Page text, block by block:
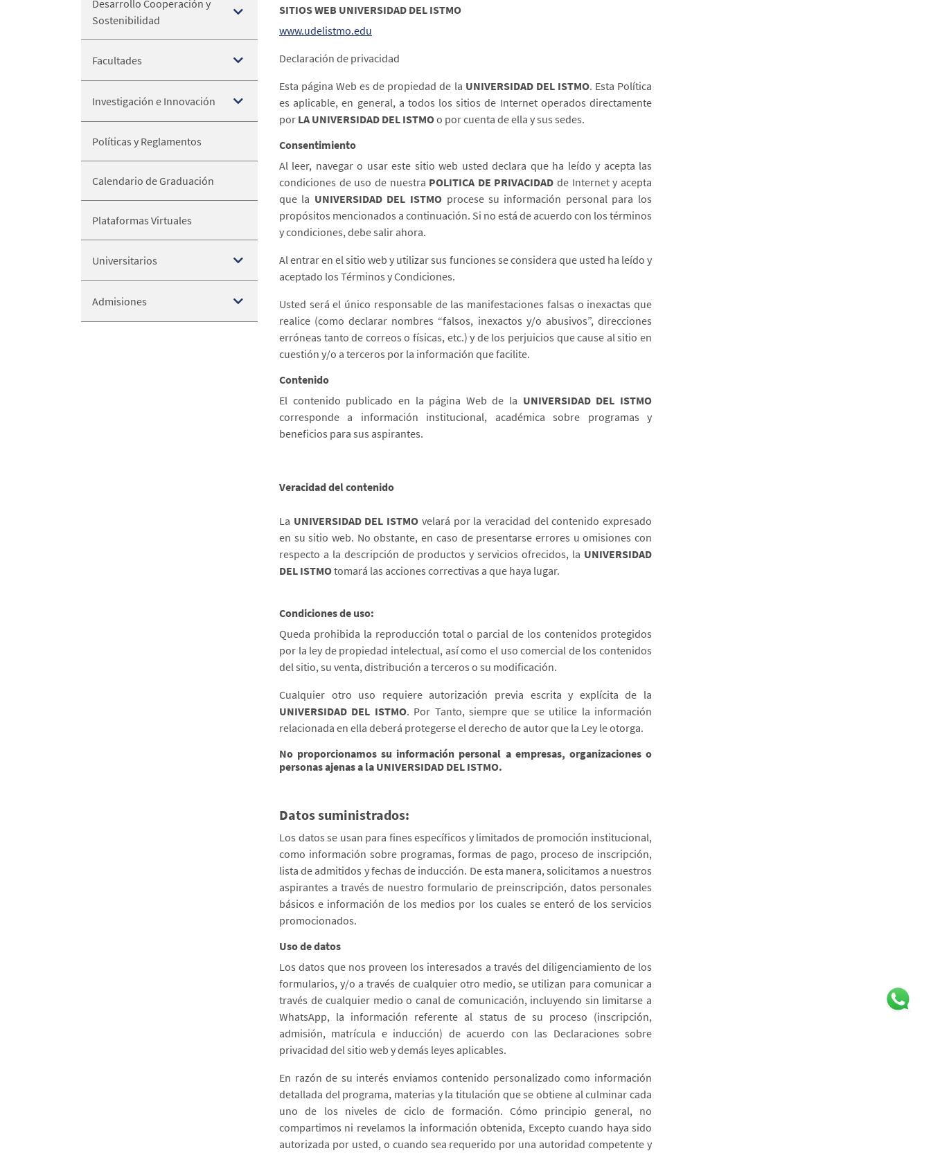
Desarrollo Cooperación y
Sostenibilidad
Facultades
Investigación e Innovación
Políticas y Reglamentos
Calendario de Graduación
Plataformas Virtuales
Universitarios
Admisiones
SITIOS WEB UNIVERSIDAD DEL ISTMO
www.udelistmo.edu
Declaración de privacidad
Esta página Web es de propiedad de la UNIVERSIDAD DEL ISTMO. Esta Política
es aplicable, en general, a todos los sitios de Internet operados directamente
por LA UNIVERSIDAD DEL ISTMOo por cuenta de ella y sus sedes.
Consentimiento
Al leer, navegar o usar este sitio web usted declara que ha leído y acepta las
condiciones de uso de nuestra POLITICA DE PRIVACIDADde Internet y acepta
que la UNIVERSIDAD DEL ISTMO procese su información personal para los
propósitos mencionados a continuación. Si no está de acuerdo con los términos
y condiciones, debe salir ahora.
Al entrar en el sitio web y utilizar sus funciones se considera que usted ha leído y
aceptado los Términos y Condiciones.
Usted será el único responsable de las manifestaciones falsas o inexactas que
realice (como declarar nombres “falsos, inexactos y/o abusivos”, direcciones
erróneas tanto de correos o físicas, etc.) y de los perjuicios que cause al sitio en
cuestión y/o a terceros por la información que facilite.
Contenido
El contenido publicado en la página Web de la UNIVERSIDAD DEL ISTMO
corresponde a información institucional, académica sobre programas y
beneficios para sus aspirantes.
Veracidad del contenido
La UNIVERSIDAD DEL ISTMO velará por la veracidad del contenido expresado
en su sitio web. No obstante, en caso de presentarse errores u omisiones con
respecto a la descripción de productos y servicios ofrecidos, la UNIVERSIDAD
DEL ISTMOtomará las acciones correctivas a que haya lugar.
Condiciones de uso:
Queda prohibida la reproducción total o parcial de los contenidos protegidos
por la ley de propiedad intelectual, así como el uso comercial de los contenidos
del sitio, su venta, distribución a terceros o su modificación.
Cualquier otro uso requiere autorización previa escrita y explícita de la
UNIVERSIDAD DEL ISTMO. Por Tanto, siempre que se utilice la información
relacionada en ella deberá protegerse el derecho de autor que la Ley le otorga.
No proporcionamos su información personal a empresas, organizaciones o
personas ajenas a la UNIVERSIDAD DEL ISTMO.
Datos suministrados:
Los datos se usan para fines específicos y limitados de promoción institucional,
como información sobre programas, formas de pago, proceso de inscripción,
lista de admitidos y fechas de inducción. De esta manera, solicitamos a nuestros
aspirantes a través de nuestro formulario de preinscripción, datos personales
básicos e información de los medios por los cuales se enteró de los servicios
promocionados.
Uso de datos
Los datos que nos proveen los interesados a través del diligenciamiento de los
formularios, y/o a través de cualquier otro medio, se utilizan para comunicar a
través de cualquier medio o canal de comunicación, incluyendo sin limitarse a
WhatsApp, la información referente al status de su proceso (inscripción,
admisión, matrícula e inducción) de acuerdo con las Declaraciones sobre
privacidad del sitio web y demás leyes aplicables.
En razón de su interés enviamos contenido personalizado como información
detallada del programa, materias y la titulación que se obtiene al culminar cada
uno de los niveles de ciclo de formación. Cómo principio general, no
compartimos ni revelamos la información obtenida, Excepto cuando haya sido
autorizada por usted, o cuando sea requerido por una autoridad competente y